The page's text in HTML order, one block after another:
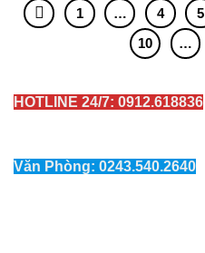
1 … 4 5
10
…
HOTLINE 24/7: 0912.618836
Văn Phòng: 0243.540.2640